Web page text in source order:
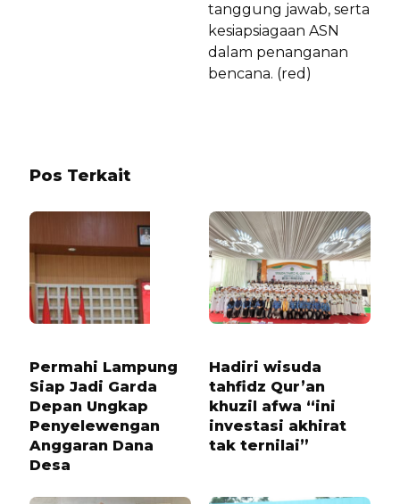
tanggung jawab, serta
kesiapsiagaan ASN
dalam penanganan
bencana. (red)
Pos Terkait
Permahi Lampung
Siap Jadi Garda
Depan Ungkap
Penyelewengan
Anggaran Dana
Desa
Hadiri wisuda
tahfidz Qur’an
khuzil afwa “ini
investasi akhirat
tak ternilai”